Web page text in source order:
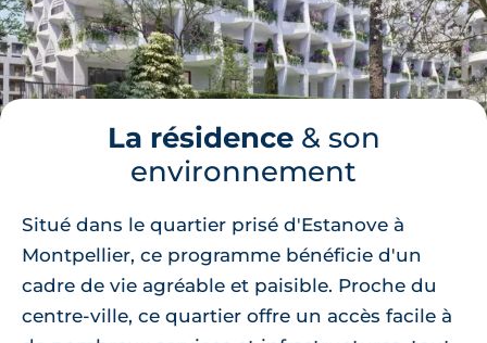
La résidence& son
environnement
Situé dans le quartier prisé d'Estanove à
Montpellier, ce programme bénéficie d'un
cadre de vie agréable et paisible. Proche du
centre-ville, ce quartier offre un accès facile à